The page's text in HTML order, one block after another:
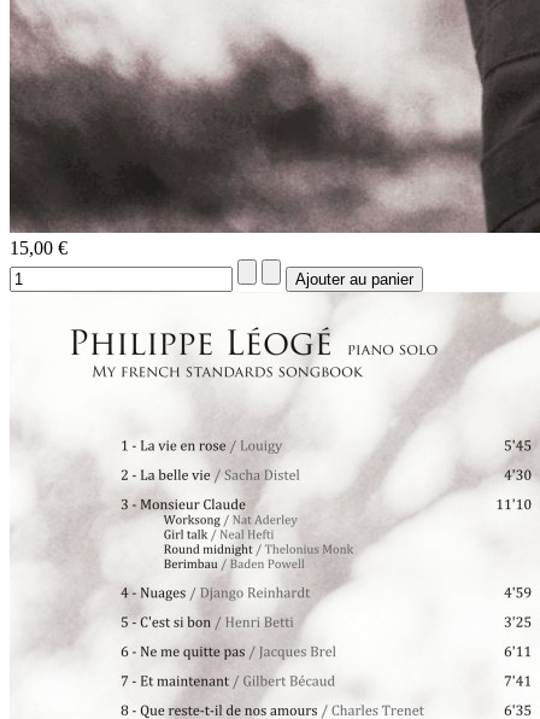
15,00 €